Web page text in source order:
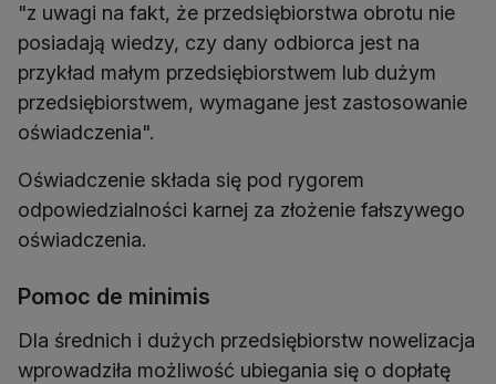
"z uwagi na fakt, że przedsiębiorstwa obrotu nie
posiadają wiedzy, czy dany odbiorca jest na
przykład małym przedsiębiorstwem lub dużym
przedsiębiorstwem, wymagane jest zastosowanie
oświadczenia".
Oświadczenie składa się pod rygorem
odpowiedzialności karnej za złożenie fałszywego
oświadczenia.
Pomoc de minimis
Dla średnich i dużych przedsiębiorstw nowelizacja
wprowadziła możliwość ubiegania się o dopłatę